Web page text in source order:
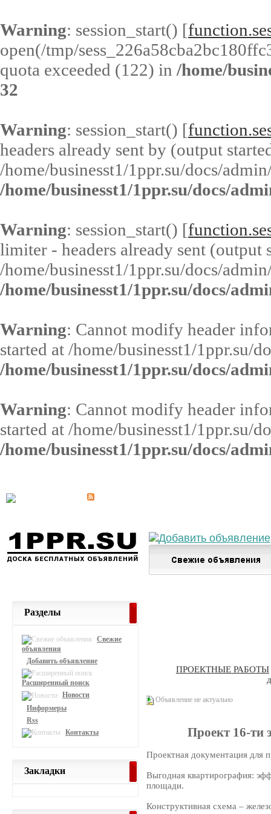
Warning: session_start() [
open(/tmp/
quota exceeded (122) in /home/
32
Warning: session_start() [
headers already sent by (output
/home/businesst1/1ppr.su/docs/
/home/businesst1/1ppr.su/docs/
Warning: session_start() [
limiter - headers already sent (output
/home/businesst1/1ppr.su/docs/
/home/businesst1/1ppr.su/docs/
Warning: Cannot modify header
started at /home/businesst1/1ppr.su/
/home/businesst1/1ppr.su/docs/
Warning: Cannot modify header
started at /home/businesst1/1ppr.su/
/home/businesst1/1ppr.su/docs/
ПРОЕКТНЫЕ РАБОТЫ
Объявление не актуально
Проект 16-ти
Проектная документация для
Выгодная квартирография:
площади.
Конструктивная схема –
Разделы
Свежие
объявления
Добавить объявление
Расширенный поиск
Новости
Информеры
Rss
Контакты
Закладки